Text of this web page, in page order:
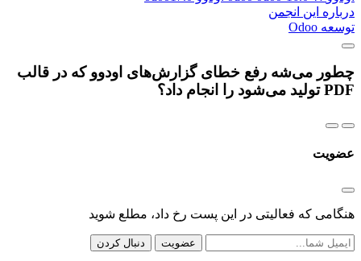
درباره این انجمن
توسعه Odoo
چطور می‌شه رفع خطای گزارش‌های اودوو که در قالب
PDF تولید می‌شود را انجام داد؟
عضویت
هنگامی که فعالیتی در این پست رخ داد، مطلع شوید
عضویت دنبال کردن